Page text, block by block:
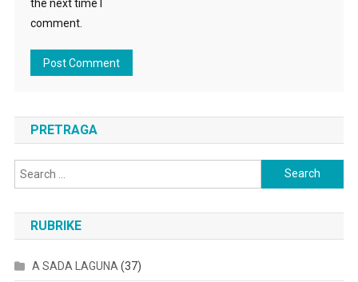
the next time I
comment.
PRETRAGA
Search
for:
RUBRIKE
A SADA LAGUNA (37)